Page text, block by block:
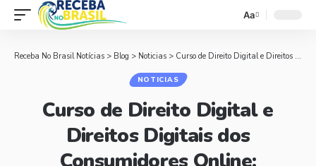
Aa
Receba No Brasil Notícias > Blog > Noticias > Curso de Direito Digital e Direitos Digitais dos Consumidores Online: Protegendo os Interesses dos Consumidores no Ambiente Digital
NOTICIAS
Curso de Direito Digital e
Direitos Digitais dos